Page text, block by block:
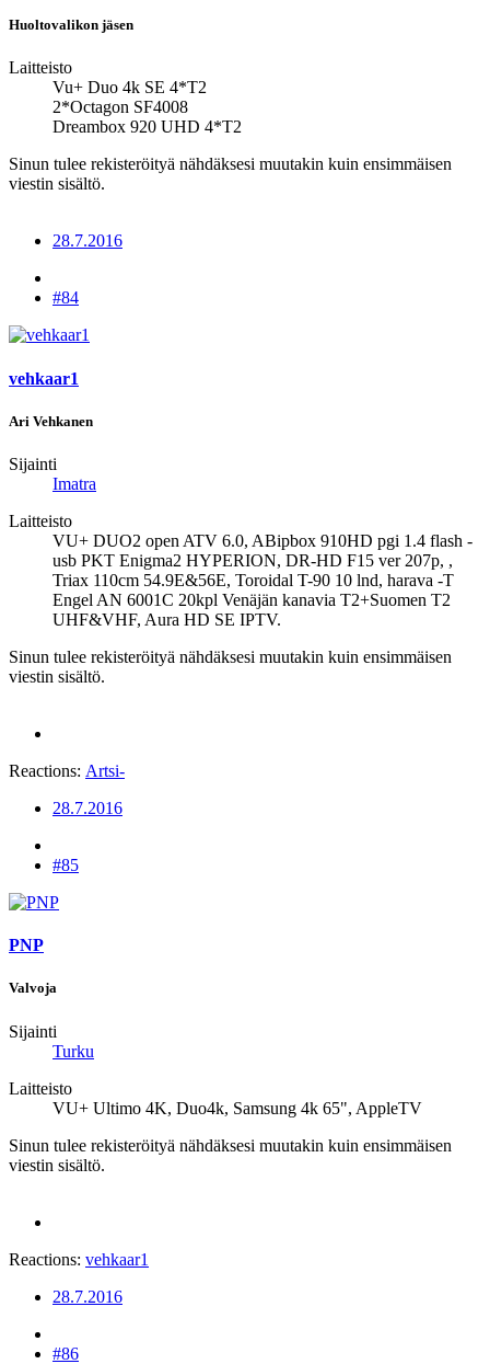
Huoltovalikon jäsen
Laitteisto
Vu+ Duo 4k SE 4*T2
2*Octagon SF4008
Dreambox 920 UHD 4*T2
Sinun tulee rekisteröityä nähdäksesi muutakin kuin ensimmäisen
viestin sisältö.
28.7.2016
#84
vehkaar1
Ari Vehkanen
Sijainti
Imatra
Laitteisto
VU+ DUO2 open ATV 6.0, ABipbox 910HD pgi 1.4 flash -
usb PKT Enigma2 HYPERION, DR-HD F15 ver 207p, ,
Triax 110cm 54.9E&56E, Toroidal T-90 10 lnd, harava -T
Engel AN 6001C 20kpl Venäjän kanavia T2+Suomen T2
UHF&VHF, Aura HD SE IPTV.
Sinun tulee rekisteröityä nähdäksesi muutakin kuin ensimmäisen
viestin sisältö.
Reactions: Artsi-
28.7.2016
#85
PNP
Valvoja
Sijainti
Turku
Laitteisto
VU+ Ultimo 4K, Duo4k, Samsung 4k 65", AppleTV
Sinun tulee rekisteröityä nähdäksesi muutakin kuin ensimmäisen
viestin sisältö.
Reactions: vehkaar1
28.7.2016
#86